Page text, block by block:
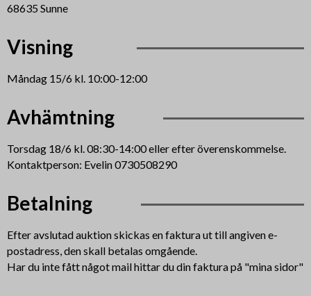
68635 Sunne
Visning
Måndag 15/6 kl. 10:00-12:00
Avhämtning
Torsdag 18/6 kl. 08:30-14:00 eller efter överenskommelse.
Kontaktperson: Evelin 0730508290
Betalning
Efter avslutad auktion skickas en faktura ut till angiven e-
postadress, den skall betalas omgående.
Har du inte fått något mail hittar du din faktura på "mina sidor"